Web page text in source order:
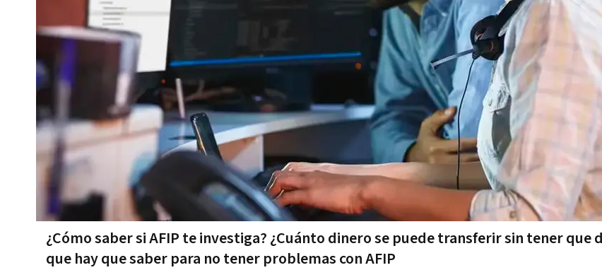
¿Cómo saber si AFIP te investiga? ¿Cuánto dinero se puede transferir sin tener que
que hay que saber para no tener problemas con AFIP